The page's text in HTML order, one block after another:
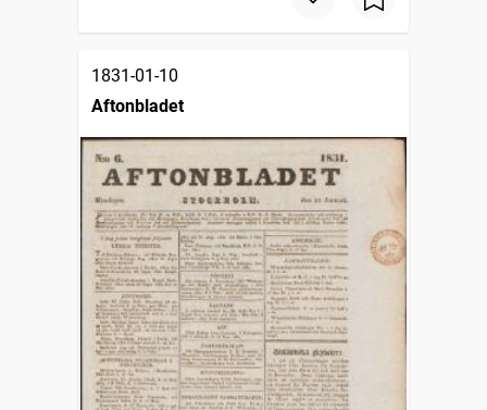
1831-01-10
Aftonbladet